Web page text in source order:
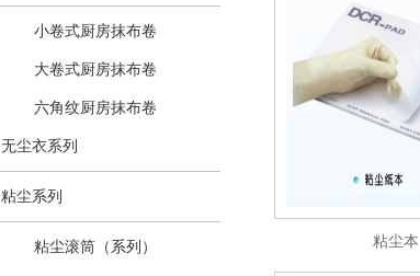
小卷式厨房抹布卷
大卷式厨房抹布卷
六角纹厨房抹布卷
无尘衣系列
粘尘系列
粘尘滚筒（系列） 粘尘本